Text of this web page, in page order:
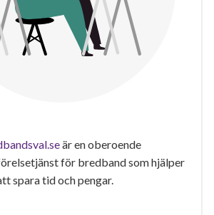
är en oberoende
för bredband som hjälper
spara tid och pengar.